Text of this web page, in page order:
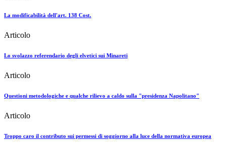
La modificabilità dell'art. 138 Cost.
Articolo
Lo svolazzo referendario degli elvetici sui Minareti
Articolo
Questioni metodologiche e qualche rilievo a caldo sulla "presidenza Napolitano"
Articolo
Troppo caro il contributo sui permessi di soggiorno alla luce della normativa europea